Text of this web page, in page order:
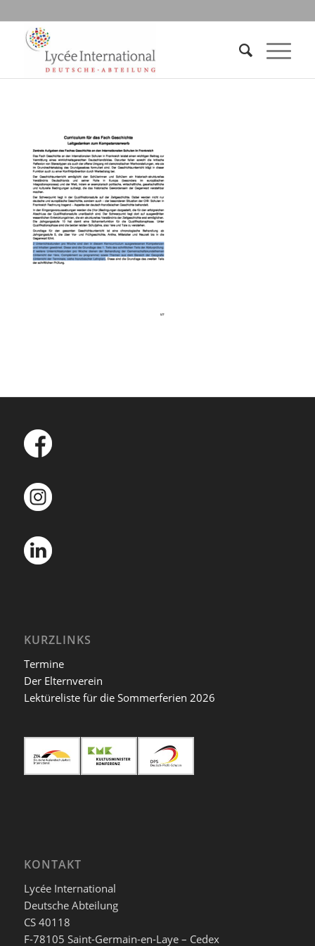
KURZLINKS
Termine
Der Elternverein
Lektüreliste für die Sommerferien 2026
KONTAKT
Lycée International
Deutsche Abteilung
CS 40118
F-78105 Saint-Germain-en-Laye – Cedex